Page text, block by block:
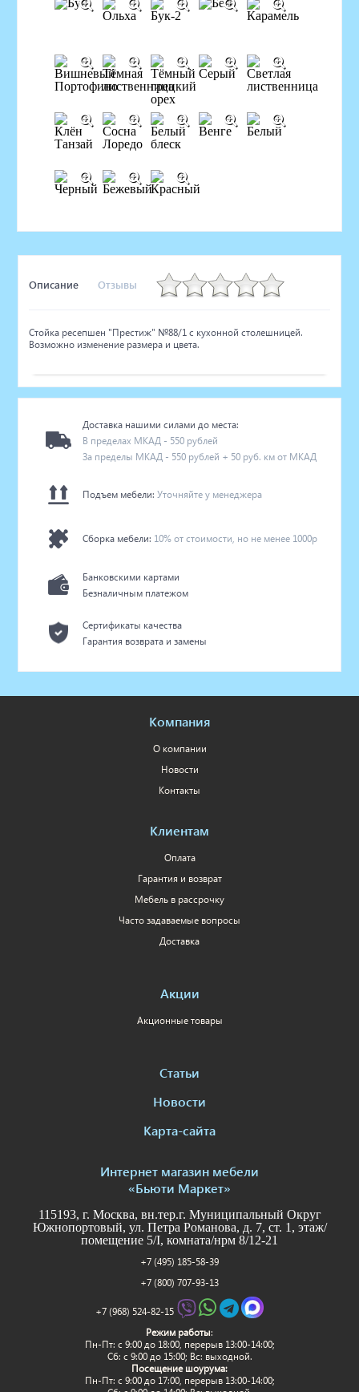
Описание Отзывы
Стойка ресепшен "Престиж" №88/1 с кухонной столешницей.
Возможно изменение размера и цвета.
Доставка нашими силами до места:
В пределах МКАД - 550 рублей
За пределы МКАД - 550 рублей + 50 руб. км от МКАД
Подъем мебели:Уточняйте у менеджера
Сборка мебели: 10% от стоимости, но не менее 1000р
Банковскими картами
Безналичным платежом
Сертификаты качества
Гарантия возврата и замены
Компания
О компании
Новости
Контакты
Клиентам
Оплата
Гарантия и возврат
Мебель в рассрочку
Часто задаваемые вопросы
Доставка
Акции
Акционные товары
Статьи
Новости
Карта-сайта
Интернет магазин мебели
«Бьюти Маркет»
115193, г. Москва, вн.тер.г. Муниципальный Округ
Южнопортовый, ул. Петра Романова, д. 7, ст. 1, этаж/
помещение 5/I, комната/нрм 8/12-21
+7 (495) 185-58-39
+7 (800) 707-93-13
+7 (968) 524-82-15
Режим работы:
Пн-Пт: c 9:00 до 18:00, перерыв 13:00-14:00;
Сб: с 9:00 до 15:00; Вс: выходной.
Посещение шоурума:
Пн-Пт: c 9:00 до 17:00, перерыв 13:00-14:00;